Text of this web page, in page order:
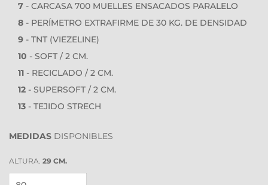
7 - CARCASA 700 MUELLES ENSACADOS PARALELO
8 - PERÍMETRO EXTRAFIRME DE 30 KG. DE DENSIDAD
9 - TNT (VIEZELINE)
10 - SOFT / 2 CM.
11 - RECICLADO / 2 CM.
12 - SUPERSOFT / 2 CM.
13 - TEJIDO STRECH
MEDIDAS DISPONIBLES
ALTURA. 29 CM.